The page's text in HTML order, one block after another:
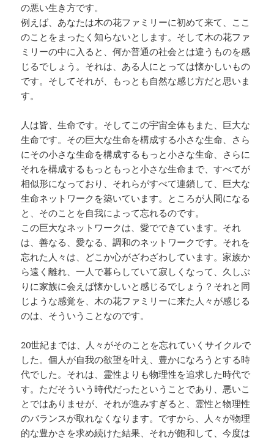
の悪い生き方です。
例えば、あなたは木の花ファミリーに初めて来て、ここ
のことをまったく知らないとします。そして木の花ファ
ミリーの中に入ると、何か普通の社会とは違うものを感
じるでしょう。それは、ある人にとっては懐かしいもの
です。そしてそれが、もっとも自然な感じ方だと思いま
す。
人は皆、生命です。そしてこの宇宙全体もまた、巨大な
生命です。その巨大な生命を構成する小さな生命、さら
にその小さな生命を構成するもっと小さな生命、さらに
それを構成するもっともっと小さな生命まで、すべてが
相似形になっており、それらがすべて連鎖して、巨大な
生命ネットワークを築いています。ところが人間になる
と、そのことを自我によって忘れるのです。
この巨大なネットワークは、愛でできています。それ
は、善なる、愛なる、調和のネットワークです。それを
忘れた人々は、どこか心がざわざわしています。家族か
ら遠く離れ、一人で暮らしていて寂しくなって、久しぶ
りに家族に会えば懐かしいと感じるでしょう？それと同
じような感覚を、木の花ファミリーに来た人々が感じる
のは、そういうことなのです。
20世紀までは、人々がそのことを忘れていくサイクルで
した。個人が自我の欲望を叶え、豊かになろうとする時
代でした。それは、霊性よりも物理性を追求した時代で
す。ただそういう時代だったということであり、悪いこ
とではありませが、それが進みすぎると、霊性と物理性
のバランスが取れなくなります。ですから、人々が物理
的な豊かさを求め続けた結果、それが飽和して、今度は